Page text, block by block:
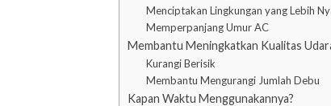
Menciptakan Lingkungan yang Lebih
Memperpanjang Umur AC
Membantu Meningkatkan Kualitas
Kurangi Berisik
Membantu Mengurangi Jumlah Debu
Kapan Waktu Menggunakannya?